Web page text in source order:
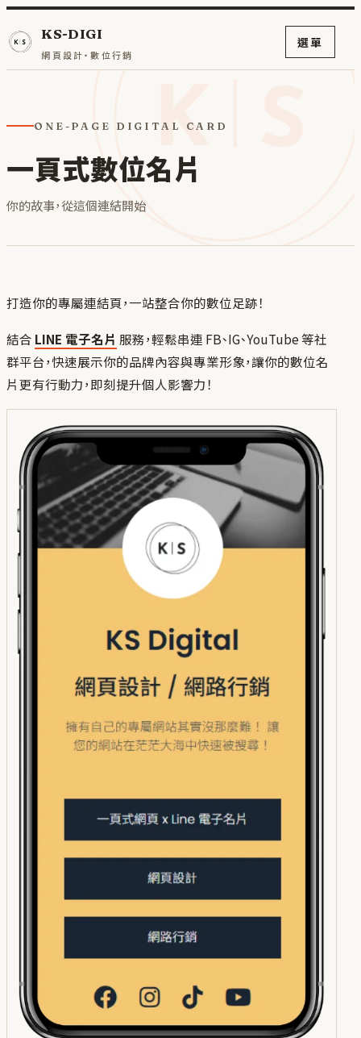
KS-DIGI
網頁設計・數位行銷
選單
ONE-PAGE DIGITAL CARD
一頁式數位名片
你的故事，從這個連結開始
打造你的專屬連結頁，一站整合你的數位足跡！
結合 LINE 電子名片 服務，輕鬆串連 FB、IG、YouTube 等社
群平台，快速展示你的品牌內容與專業形象，讓你的數位名
片更有行動力，即刻提升個人影響力！